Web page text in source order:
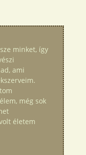
minket, így
ami
még sok
életem